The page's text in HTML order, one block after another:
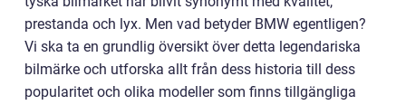
prestanda och lyx. Men vad betyder BMW egentligen?
Vi ska ta en grundlig översikt över detta legendariska
bilmärke och utforska allt från dess historia till dess
popularitet och olika modeller som finns tillgängliga